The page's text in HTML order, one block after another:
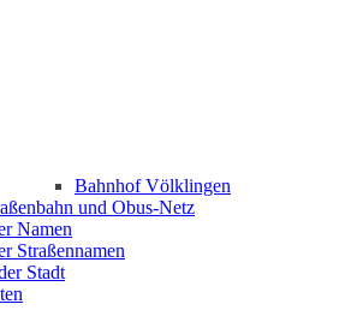
Bahnhof Völklingen
und Obus-Netz
Namen
Straßennamen
Stadt